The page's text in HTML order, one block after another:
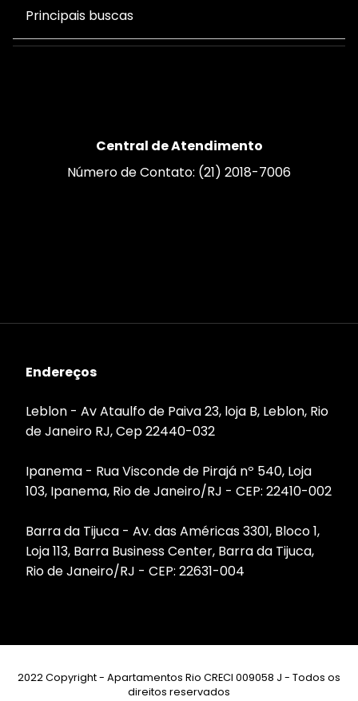
Principais buscas
Central de Atendimento
Número de Contato: (21) 2018-7006
Endereços
Leblon - Av Ataulfo de Paiva 23, loja B, Leblon, Rio
de Janeiro RJ, Cep 22440-032
Ipanema - Rua Visconde de Pirajá nº 540, Loja
103, Ipanema, Rio de Janeiro/RJ - CEP: 22410-002
Barra da Tijuca - Av. das Américas 3301, Bloco 1,
Loja 113, Barra Business Center, Barra da Tijuca,
Rio de Janeiro/RJ - CEP: 22631-004
2022 Copyright - Apartamentos Rio CRECI 009058 J - Todos os
direitos reservados